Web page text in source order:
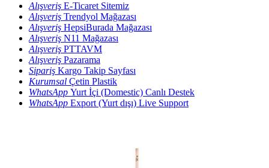
Alışveriş E-Ticaret Sitemiz
Alışveriş Trendyol Mağazası
Alışveriş HepsiBurada Mağazası
Alışveriş N11 Mağazası
Alışveriş PTTAVM
Alışveriş Pazarama
Sipariş Kargo Takip Sayfası
Kurumsal Çetin Plastik
WhatsApp Yurt İçi (Domestic) Canlı Destek
WhatsApp Export (Yurt dışı) Live Support